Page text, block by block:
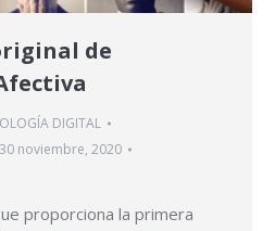
de
DIGITAL
30 noviembre, 2020
proporciona la primera